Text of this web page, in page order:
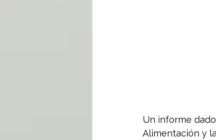
Un informe
Alimentación y